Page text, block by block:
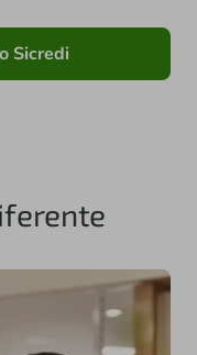
Sicredi